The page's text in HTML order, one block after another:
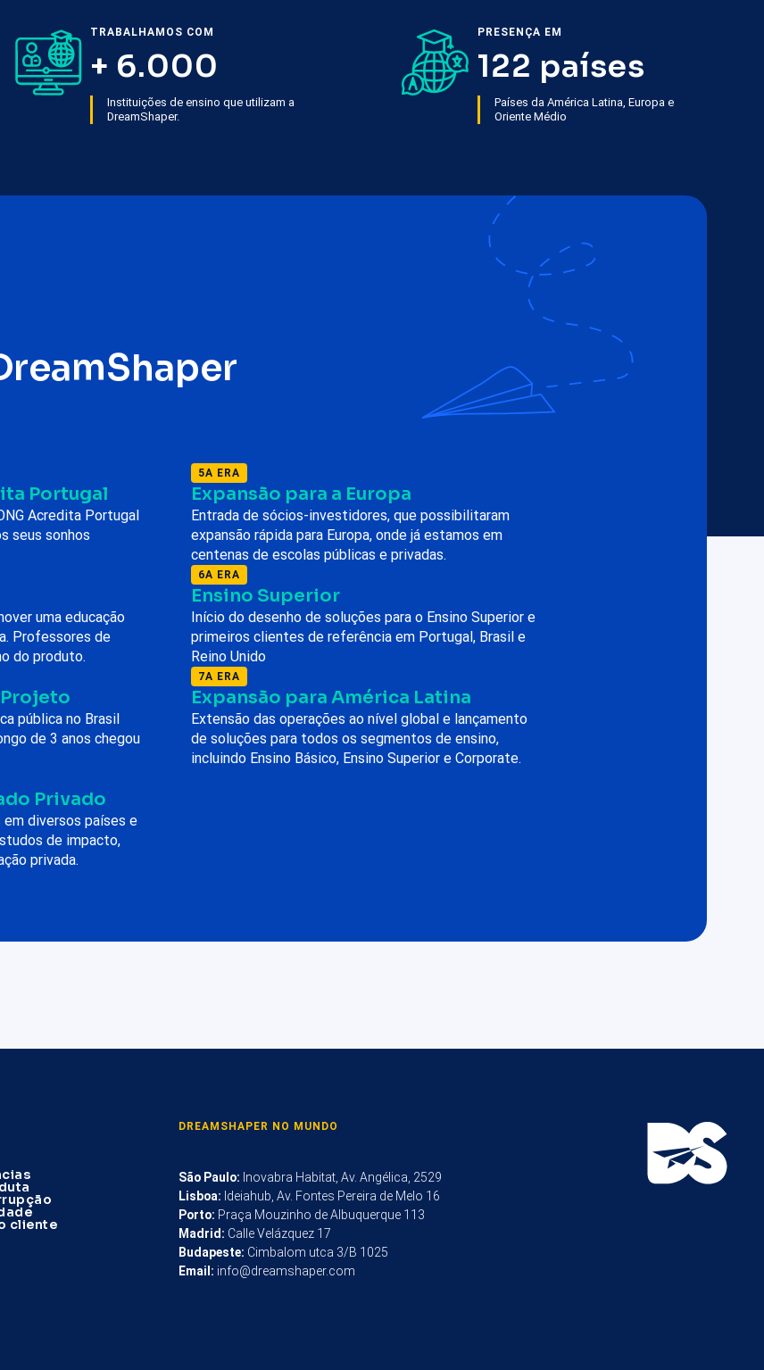
TRABALHAMOS COM
+ 6.000
Instituições de ensino que utilizam a
DreamShaper.
PRESENÇA EM
122 países
Países da América Latina, Europa e
Oriente Médio
Portugal
Acredita Portugal
seus sonhos
uma educação
Professores de
do produto.
pública no Brasil
de 3 anos chegou
Privado
diversos países e
de impacto,
privada.
5A ERA
Expansão para a Europa
Entrada de sócios-investidores, que possibilitaram
expansão rápida para Europa, onde já estamos em
centenas de escolas públicas e privadas.
6A ERA
Ensino Superior
Início do desenho de soluções para o Ensino Superior e
primeiros clientes de referência em Portugal, Brasil e
Reino Unido
7A ERA
Expansão para América Latina
Extensão das operações ao nível global e lançamento
de soluções para todos os segmentos de ensino,
incluindo Ensino Básico, Ensino Superior e Corporate.
cliente
DREAMSHAPER NO MUNDO
São Paulo: Inovabra Habitat, Av. Angélica, 2529
Lisboa: Ideiahub, Av. Fontes Pereira de Melo 16
Porto: Praça Mouzinho de Albuquerque 113
Madrid : Calle Velázquez 17
Budapeste: Cimbalom utca 3/B 1025
Email : info@dreamshaper.com